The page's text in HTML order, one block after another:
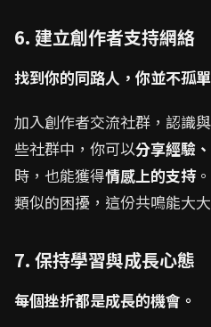
6. 建立創作者支持網絡
找到你的同路人，你並不孤單
加入創作者交流社群，認識
些社群中，你可以分享經驗
時，也能獲得情感上的支持
類似的困擾，這份共鳴能大
7. 保持學習與成長心態
每個挫折都是成長的機會。